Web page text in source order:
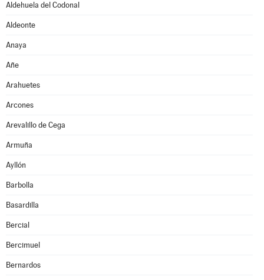
Aldehuela del Codonal
Aldeonte
Anaya
Añe
Arahuetes
Arcones
Arevalillo de Cega
Armuña
Ayllón
Barbolla
Basardilla
Bercial
Bercimuel
Bernardos